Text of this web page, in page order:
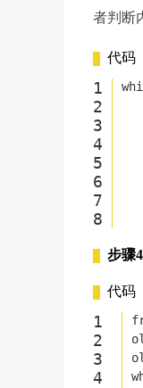
者判断
代码
步骤4
代码